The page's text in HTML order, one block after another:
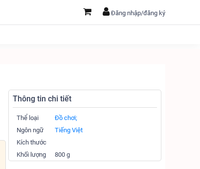
Đăng nhập/đăng ký
Thông tin chi tiết
Thể loại
Đồ chơi;
Ngôn ngữ
Tiếng Việt
Kích thước
Khối lượng
800 g